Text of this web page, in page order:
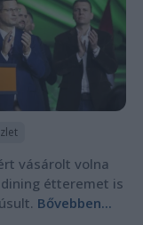
vásárolt volna
étteremet is
Bővebben...